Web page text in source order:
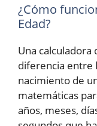
¿Cómo
Edad?
Una calculadora
diferencia entre
nacimiento de
matemáticas
años, meses,